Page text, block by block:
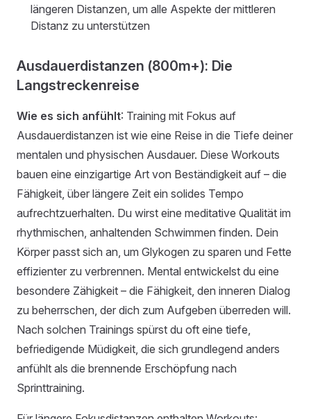
längeren Distanzen, um alle Aspekte der mittleren
Distanz zu unterstützen
Ausdauerdistanzen (800m+): Die
Langstreckenreise
Wie es sich anfühlt: Training mit Fokus auf
Ausdauerdistanzen ist wie eine Reise in die Tiefe deiner
mentalen und physischen Ausdauer. Diese Workouts
bauen eine einzigartige Art von Beständigkeit auf – die
Fähigkeit, über längere Zeit ein solides Tempo
aufrechtzuerhalten. Du wirst eine meditative Qualität im
rhythmischen, anhaltenden Schwimmen finden. Dein
Körper passt sich an, um Glykogen zu sparen und Fette
effizienter zu verbrennen. Mental entwickelst du eine
besondere Zähigkeit – die Fähigkeit, den inneren Dialog
zu beherrschen, der dich zum Aufgeben überreden will.
Nach solchen Trainings spürst du oft eine tiefe,
befriedigende Müdigkeit, die sich grundlegend anders
anfühlt als die brennende Erschöpfung nach
Sprinttraining.